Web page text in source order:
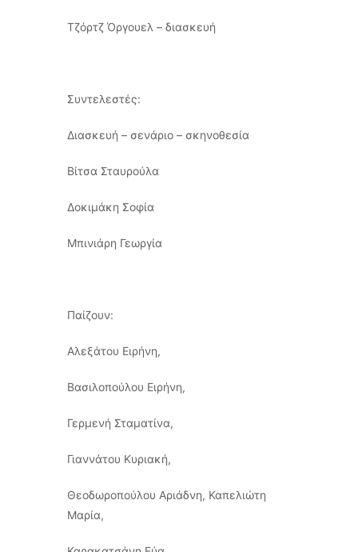
Τζόρτζ Όργουελ – διασκευή
Συντελεστές:
Διασκευή – σενάριο – σκηνοθεσία
Βίτσα Σταυρούλα
Δοκιμάκη Σοφία
Μπινιάρη Γεωργία
Παίζουν:
Αλεξάτου Ειρήνη,
Βασιλοπούλου Ειρήνη,
Γερμενή Σταματίνα,
Γιαννάτου Κυριακή,
Θεοδωροπούλου Αριάδνη, Καπελιώτη
Μαρία,